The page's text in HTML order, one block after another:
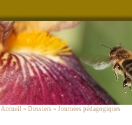
Accueil » Dossiers » Journées pédagogiques